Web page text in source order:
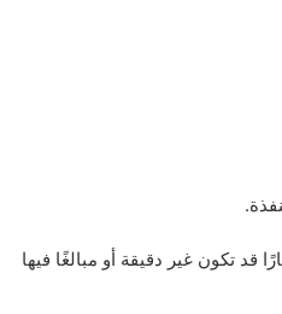
قد تكون غير دقيقة أو مبالغًا فيها